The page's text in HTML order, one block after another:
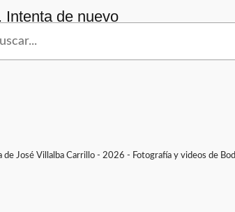
Intenta de nuevo
José Villalba Carrillo - 2026 - Fotografía y videos de